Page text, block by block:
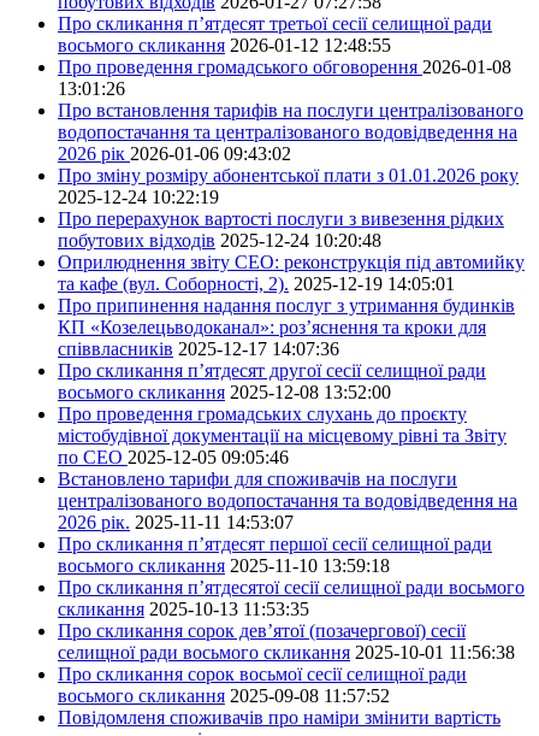
Про скликання п’ятдесят третьої сесії селищної ради
восьмого скликання 2026-01-12 12:48:55
Про проведення громадського обговорення 2026-01-08
13:01:26
Про встановлення тарифів на послуги централізованого
водопостачання та централізованого водовідведення на
2026 рік 2026-01-06 09:43:02
Про зміну розміру абонентської плати з 01.01.2026 року
2025-12-24 10:22:19
Про перерахунок вартості послуги з вивезення рідких
побутових відходів 2025-12-24 10:20:48
Оприлюднення звіту СЕО: реконструкція під автомийку
та кафе (вул. Соборності, 2). 2025-12-19 14:05:01
Про припинення надання послуг з утримання будинків
КП «Козелецьводоканал»: роз’яснення та кроки для
співвласників 2025-12-17 14:07:36
Про скликання п’ятдесят другої сесії селищної ради
восьмого скликання 2025-12-08 13:52:00
Про проведення громадських слухань до проєкту
містобудівної документації на місцевому рівні та Звіту
по СЕО 2025-12-05 09:05:46
Встановлено тарифи для споживачів на послуги
централізованого водопостачання та водовідведення на
2026 рік. 2025-11-11 14:53:07
Про скликання п’ятдесят першої сесії селищної ради
восьмого скликання 2025-11-10 13:59:18
Про скликання п’ятдесятої сесії селищної ради восьмого
скликання 2025-10-13 11:53:35
Про скликання сорок дев’ятої (позачергової) сесії
селищної ради восьмого скликання 2025-10-01 11:56:38
Про скликання сорок восьмої сесії селищної ради
восьмого скликання 2025-09-08 11:57:52
Повідомленя споживачів про наміри змінити вартість